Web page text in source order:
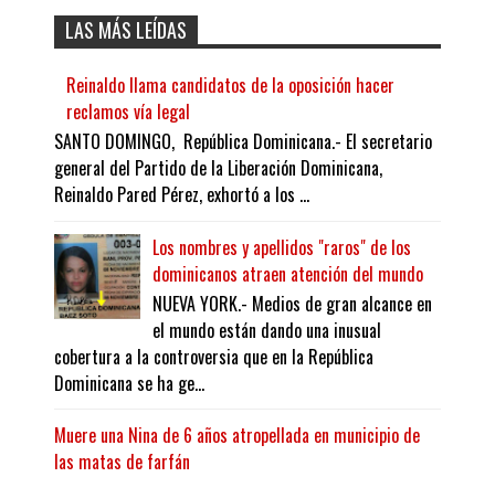
LAS MÁS LEÍDAS
Reinaldo llama candidatos de la oposición hacer
reclamos vía legal
SANTO DOMINGO, República Dominicana.- El secretario
general del Partido de la Liberación Dominicana,
Reinaldo Pared Pérez, exhortó a los ...
Los nombres y apellidos "raros" de los
dominicanos atraen atención del mundo
NUEVA YORK.- Medios de gran alcance en
el mundo están dando una inusual
cobertura a la controversia que en la República
Dominicana se ha ge...
Muere una Nina de 6 años atropellada en municipio de
las matas de farfán